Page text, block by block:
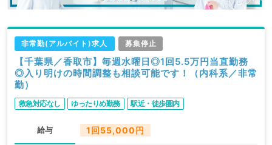
非常勤(アルバイト)求人 募集停止
【千葉県／香取市】毎週水曜日◎1回5.5万円当直勤務
◎入り明けの時間調整も相談可能です！（内科系／非常
勤）
救急対応なし ゆったりめ勤務 駅近・徒歩圏内
給与 1回55,000円